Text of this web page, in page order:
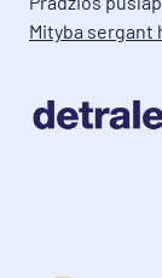
Mityba sergant